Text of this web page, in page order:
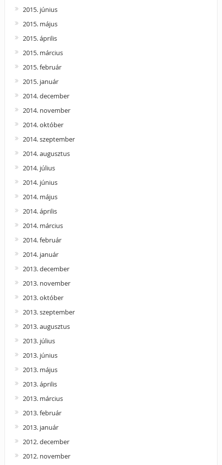
2015. június
2015. május
2015. április
2015. március
2015. február
2015. január
2014. december
2014. november
2014. október
2014. szeptember
2014. augusztus
2014. július
2014. június
2014. május
2014. április
2014. március
2014. február
2014. január
2013. december
2013. november
2013. október
2013. szeptember
2013. augusztus
2013. július
2013. június
2013. május
2013. április
2013. március
2013. február
2013. január
2012. december
2012. november